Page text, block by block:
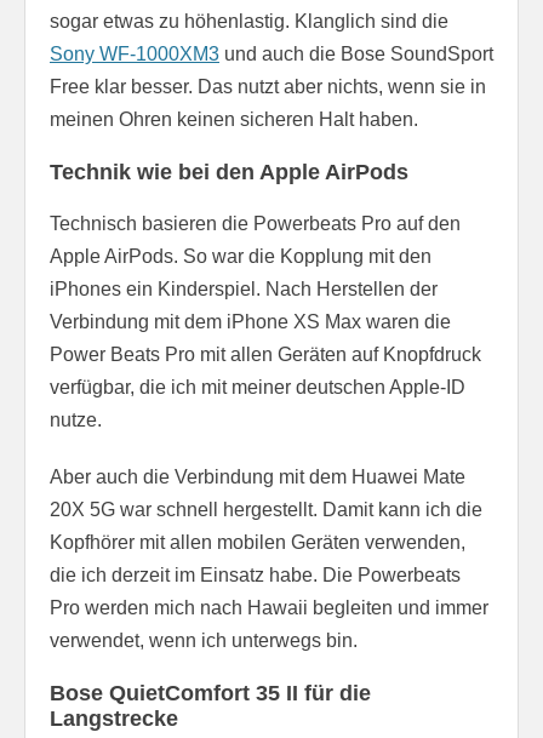
sogar etwas zu höhenlastig. Klanglich sind die
Sony WF-1000XM3 und auch die Bose SoundSport
Free klar besser. Das nutzt aber nichts, wenn sie in
meinen Ohren keinen sicheren Halt haben.
Technik wie bei den Apple AirPods
Technisch basieren die Powerbeats Pro auf den
Apple AirPods. So war die Kopplung mit den
iPhones ein Kinderspiel. Nach Herstellen der
Verbindung mit dem iPhone XS Max waren die
Power Beats Pro mit allen Geräten auf Knopfdruck
verfügbar, die ich mit meiner deutschen Apple-ID
nutze.
Aber auch die Verbindung mit dem Huawei Mate
20X 5G war schnell hergestellt. Damit kann ich die
Kopfhörer mit allen mobilen Geräten verwenden,
die ich derzeit im Einsatz habe. Die Powerbeats
Pro werden mich nach Hawaii begleiten und immer
verwendet, wenn ich unterwegs bin.
Bose QuietComfort 35 II für die
Langstrecke